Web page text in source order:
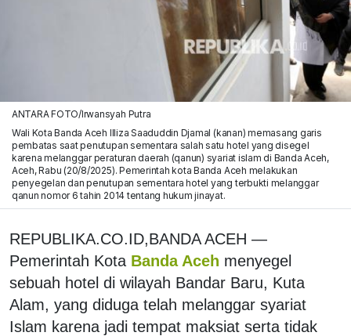
ANTARA FOTO/Irwansyah Putra
Wali Kota Banda Aceh Illiza Saaduddin Djamal (kanan) memasang garis
pembatas saat penutupan sementara salah satu hotel yang disegel
karena melanggar peraturan daerah (qanun) syariat islam di Banda Aceh,
Aceh, Rabu (20/8/2025). Pemerintah kota Banda Aceh melakukan
penyegelan dan penutupan sementara hotel yang terbukti melanggar
qanun nomor 6 tahin 2014 tentang hukum jinayat.
REPUBLIKA.CO.ID,BANDA ACEH —
Pemerintah Kota Banda Aceh menyegel
sebuah hotel di wilayah Bandar Baru, Kuta
Alam, yang diduga telah melanggar syariat
Islam karena jadi tempat maksiat serta tidak